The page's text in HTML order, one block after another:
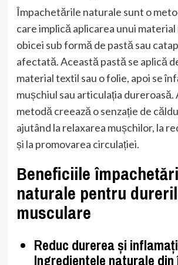
Împachetările naturale sunt o
care implică aplicarea unui
obicei sub formă de pastă sau
afectată. Această pastă se aplică
material textil sau o folie, apoi se
mușchiul sau articulația dureroasă.
metodă creează o senzație de
ajutând la relaxarea mușchilor, la
și la promovarea circulației.
Beneficiile
naturale pentru
musculare
Reduc durerea și
Ingredientele naturale